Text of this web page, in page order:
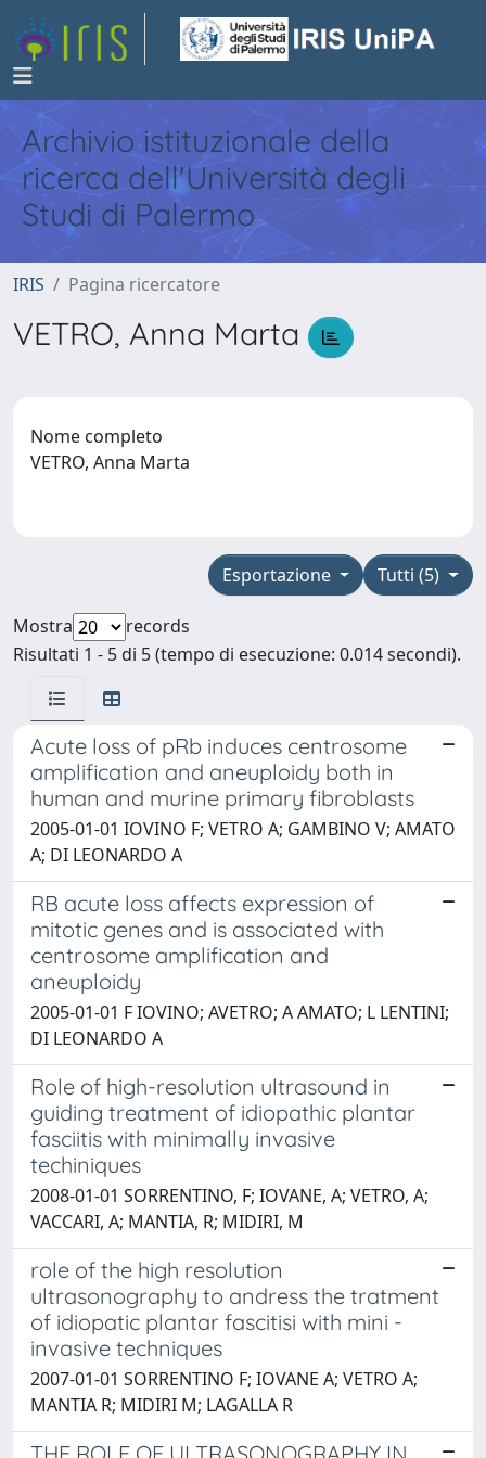
Archivio istituzionale della
ricerca dell'Università degli
Studi di Palermo
IRIS Pagina ricercatore
VETRO, Anna Marta
Nome completo
VETRO, Anna Marta
Tutti (5)
Esportazione
Mostra
records
Risultati 1 - 5 di 5 (tempo di esecuzione: 0.014 secondi).
Acute loss of pRb induces centrosome
amplification and aneuploidy both in
human and murine primary fibroblasts
2005-01-01 IOVINO F; VETRO A; GAMBINO V; AMATO
A; DI LEONARDO A
RB acute loss affects expression of
mitotic genes and is associated with
centrosome amplification and
aneuploidy
2005-01-01 F IOVINO; AVETRO; A AMATO; L LENTINI;
DI LEONARDO A
Role of high-resolution ultrasound in
guiding treatment of idiopathic plantar
fasciitis with minimally invasive
techiniques
2008-01-01 SORRENTINO, F; IOVANE, A; VETRO, A;
VACCARI, A; MANTIA, R; MIDIRI, M
role of the high resolution
ultrasonography to andress the tratment
of idiopatic plantar fascitisi with mini -
invasive techniques
2007-01-01 SORRENTINO F; IOVANE A; VETRO A;
MANTIA R; MIDIRI M; LAGALLA R